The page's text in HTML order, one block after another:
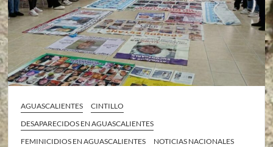
AGUASCALIENTES
CINTILLO
DESAPARECIDOS EN AGUASCALIENTES
FEMINICIDIOS EN AGUASCALIENTES
NOTICIAS NACIONALES